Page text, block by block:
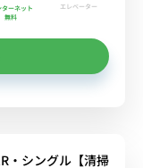
ターネット
無料
エレベーター
・シングル【清掃